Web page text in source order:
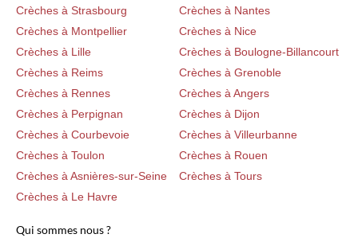
Crèches à Strasbourg
Crèches à Nantes
Crèches à Montpellier
Crèches à Nice
Crèches à Lille
Crèches à Boulogne-Billancourt
Crèches à Reims
Crèches à Grenoble
Crèches à Rennes
Crèches à Angers
Crèches à Perpignan
Crèches à Dijon
Crèches à Courbevoie
Crèches à Villeurbanne
Crèches à Toulon
Crèches à Rouen
Crèches à Asnières-sur-Seine
Crèches à Tours
Crèches à Le Havre
Qui sommes nous ?